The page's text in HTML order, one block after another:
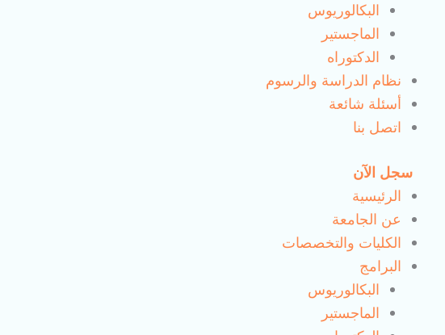
البكالوريوس
الماجستير
الدكتوراه
نظام الدراسة والرسوم
أسئلة شائعة
اتصل بنا
سجل الآن
الرئيسية
عن الجامعة
الكليات والتخصصات
البرامج
البكالوريوس
الماجستير